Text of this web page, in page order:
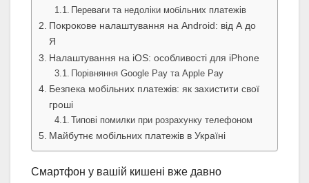
Переваги та недоліки мобільних платежів
Покрокове налаштування на Android: від А до
Я
Налаштування на iOS: особливості для iPhone
Порівняння Google Pay та Apple Pay
Безпека мобільних платежів: як захистити свої
гроші
Типові помилки при розрахунку телефоном
Майбутнє мобільних платежів в Україні
Смартфон у вашій кишені вже давно